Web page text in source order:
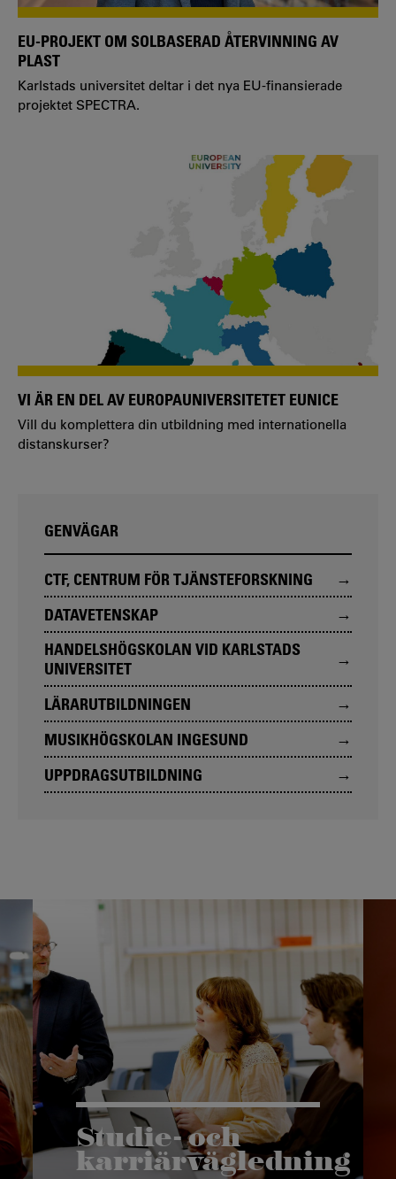
EU-PROJEKT OM SOLBASERAD ÅTERVINNING AV
PLAST
Karlstads universitet deltar i det nya EU-finansierade
projektet SPECTRA.
VI ÄR EN DEL AV EUROPAUNIVERSITETET EUNICE
Vill du komplettera din utbildning med internationella
distanskurser?
GENVÄGAR
CTF, CENTRUM FÖR TJÄNSTEFORSKNING
DATAVETENSKAP
HANDELSHÖGSKOLAN VID KARLSTADS
UNIVERSITET
LÄRARUTBILDNINGEN
MUSIKHÖGSKOLAN INGESUND
UPPDRAGSUTBILDNING
Studie- och
karriärvägledning